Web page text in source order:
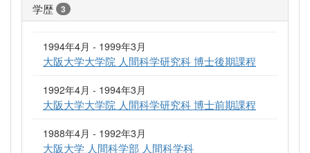
学歴 3
1994年4月 - 1999年3月
大阪大学大学院 人間科学研究科 博士後期課程
1992年4月 - 1994年3月
大阪大学大学院 人間科学研究科 博士前期課程
1988年4月 - 1992年3月
大阪大学 人間科学部 人間科学科